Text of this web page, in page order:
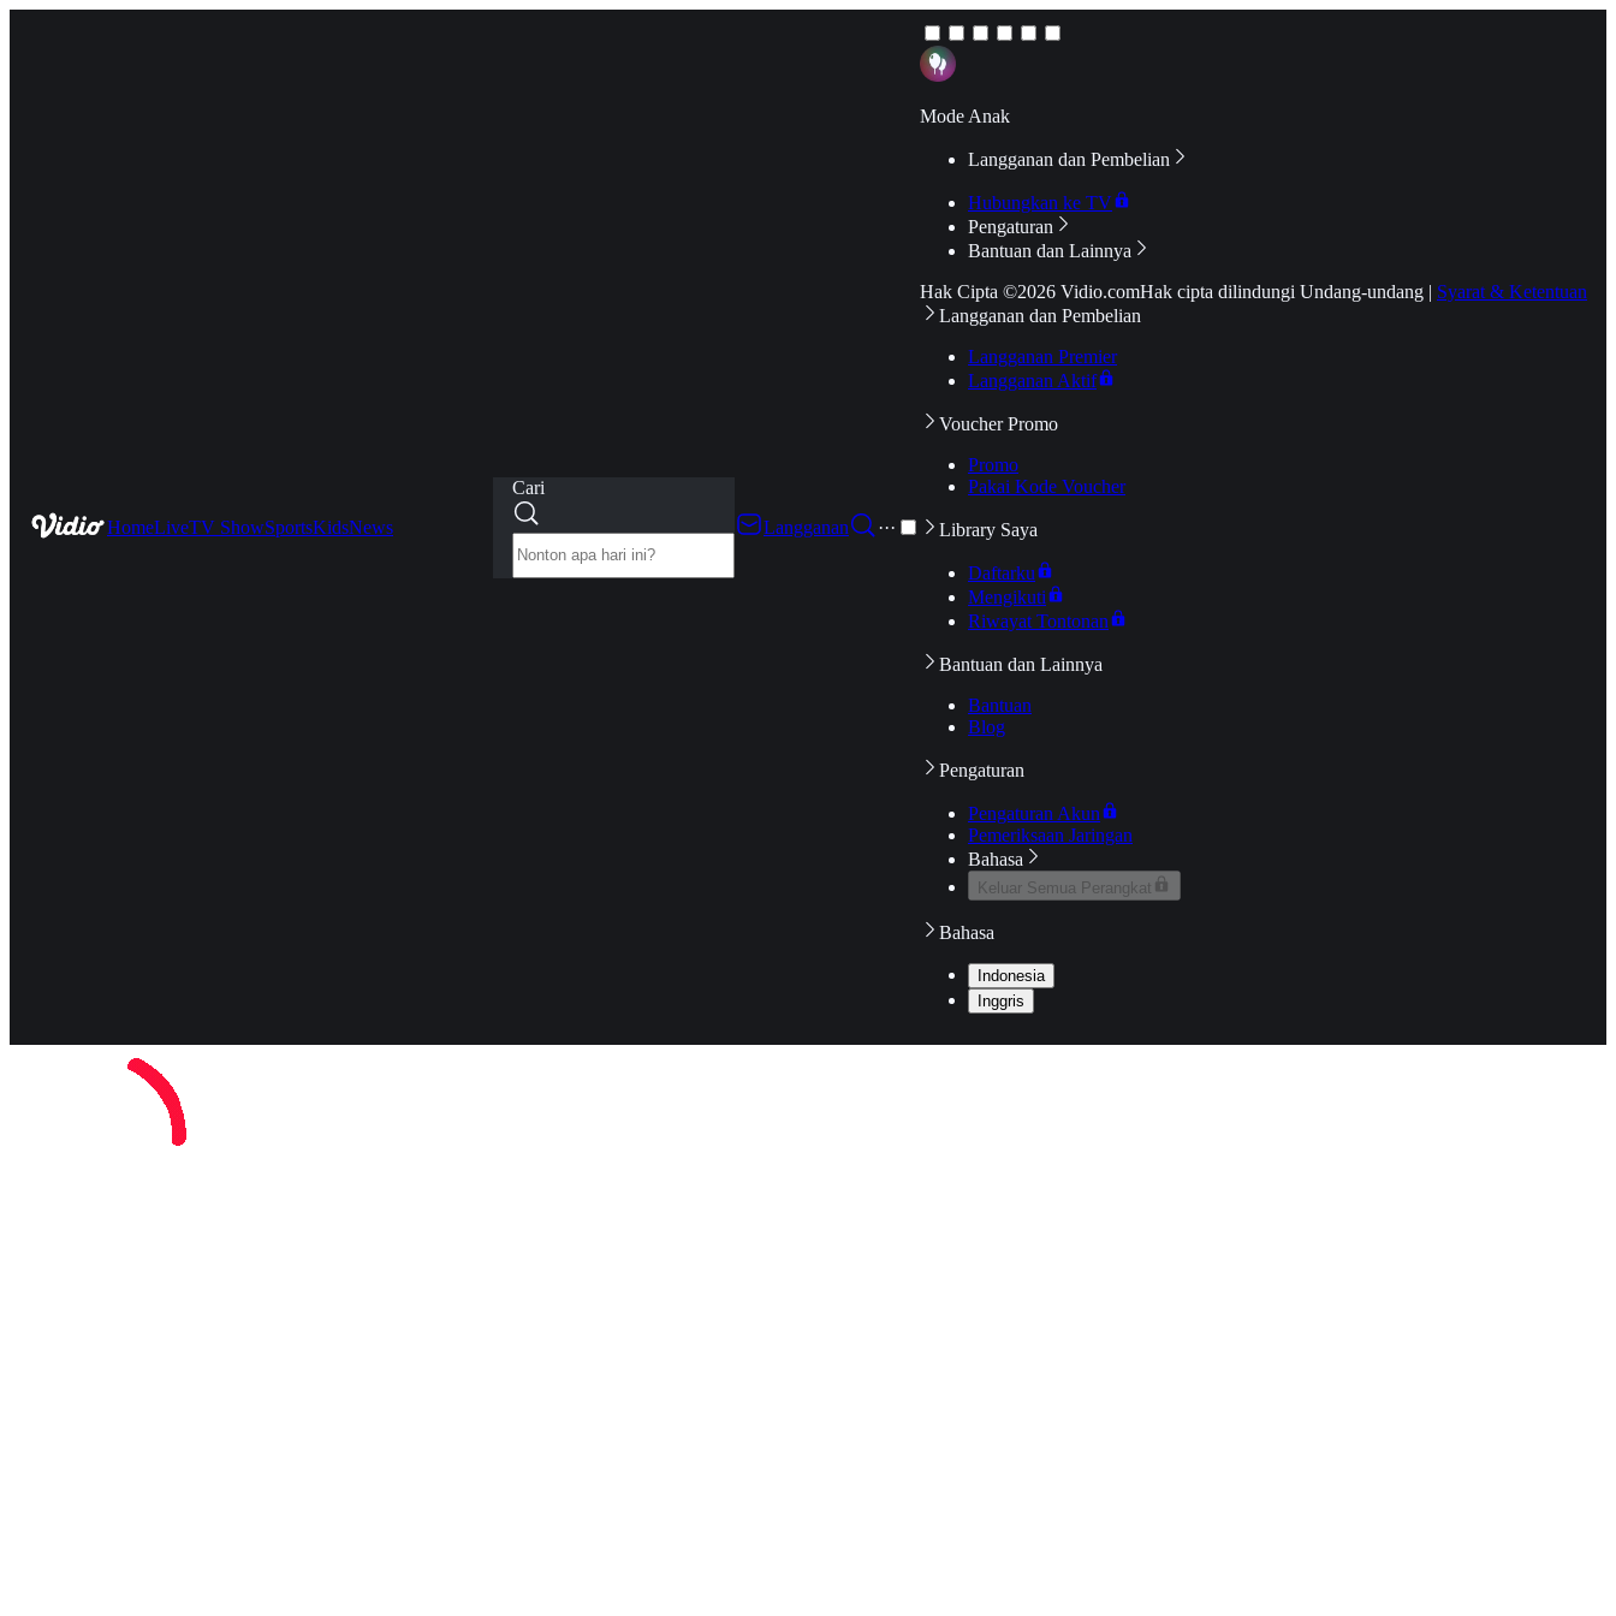
HomeLiveTV ShowSportsKidsNews
Cari
Langganan
···
Mode Anak
Langganan dan Pembelian
Hubungkan ke TV
Pengaturan
Bantuan dan Lainnya
Hak Cipta ©2026 Vidio.comHak cipta dilindungi Undang-undang | Syarat & Ketentuan
Langganan dan Pembelian
Langganan Premier
Langganan Aktif
Voucher Promo
Promo
Pakai Kode Voucher
Library Saya
Daftarku
Mengikuti
Riwayat Tontonan
Bantuan dan Lainnya
Bantuan
Blog
Pengaturan
Pengaturan Akun
Pemeriksaan Jaringan
Bahasa
Keluar Semua Perangkat
Bahasa
Indonesia
Inggris